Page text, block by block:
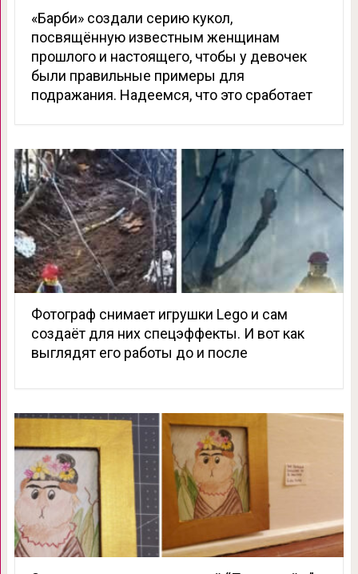
«Барби» создали серию кукол,
посвящённую известным женщинам
прошлого и настоящего, чтобы у девочек
были правильные примеры для
подражания. Надеемся, что это сработает
Фотограф снимает игрушки Lego и сам
создаёт для них спецэффекты. И вот как
выглядят его работы до и после